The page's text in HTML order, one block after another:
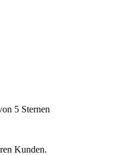
5 Sternen
Kunden.